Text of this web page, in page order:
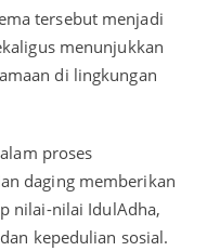
tersebut menjadi
menunjukkan
di lingkungan
proses
daging memberikan
nilai-nilai IdulAdha,
kepedulian sosial.